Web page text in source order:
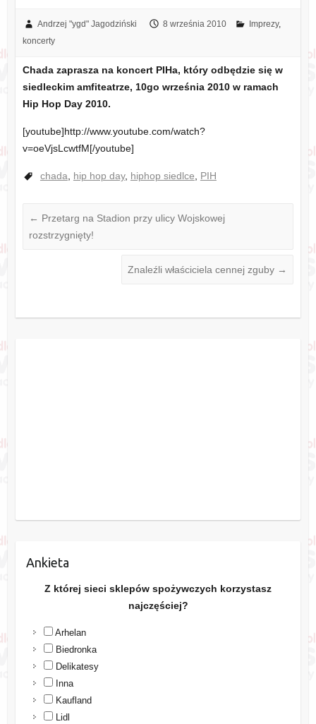
Andrzej "ygd" Jagodziński 8 września 2010 Imprezy,
koncerty
Chada zaprasza na koncert PIHa, który odbędzie się w
siedleckim amfiteatrze, 10go września 2010 w ramach
Hip Hop Day 2010.
[youtube]http://www.youtube.com/watch?
v=oeVjsLcwtfM[/youtube]
chada, hip hop day, hiphop siedlce, PIH
← Przetarg na Stadion przy ulicy Wojskowej
rozstrzygnięty!
Znaleźli właściciela cennej zguby →
Ankieta
Z której sieci sklepów spożywczych korzystasz
najczęściej?
Arhelan
Biedronka
Delikatesy
Inna
Kaufland
Lidl